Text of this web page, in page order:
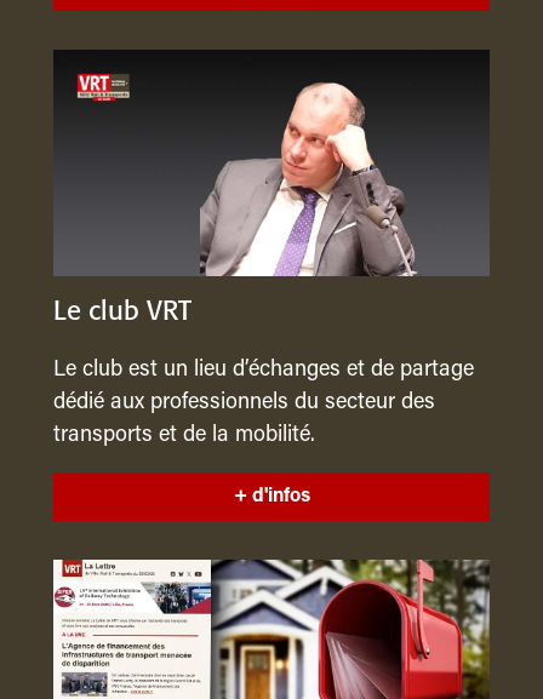
Le club VRT
Le club est un lieu d’échanges et de partage
dédié aux professionnels du secteur des
transports et de la mobilité.
+ d'infos